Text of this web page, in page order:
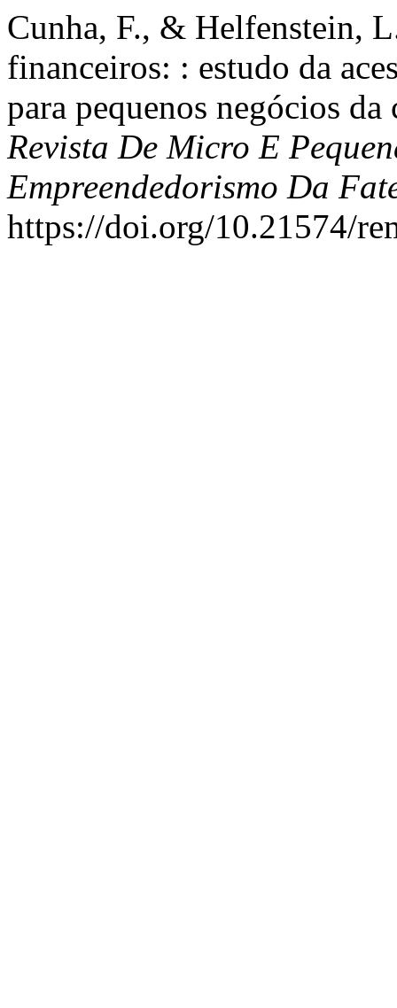
Cunha, F., & Helfenstein,
financeiros: : estudo da
para pequenos negócios
Revista De Micro E
Empreendedorismo Da
https://doi.org/10.21574/